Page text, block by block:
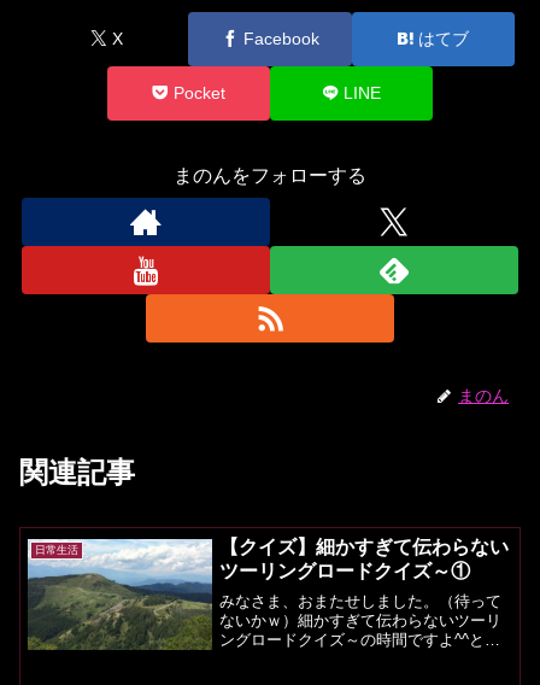
X Facebook はてブ
Pocket LINE
まのんをフォローする
まのん
関連記事
日常生活
【クイズ】細かすぎて伝わらない
ツーリングロードクイズ～①
みなさま、おまたせしました。（待って
ないかｗ）細かすぎて伝わらないツーリ
ングロードクイズ～の時間ですよ^^とり